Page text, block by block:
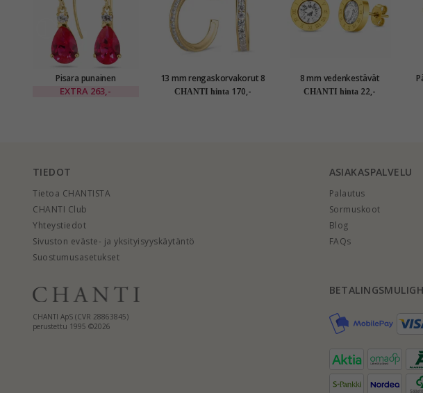
Pisara punainen
kultakorvakorut 14
EXTRA 263,-
13 mm rengaskorvakorut 8
karaatin kultaa kanssa
CHANTI hinta 170,-
8 mm vedenkestävät
nappikorvakorut kullattu
CHANTI hinta 22,-
TIEDOT
Tietoa CHANTISTA
CHANTI Club
Yhteystiedot
Sivuston eväste- ja yksityisyyskäytäntö
Suostumusasetukset
ASIAKASPALVELU
Palautus
Sormuskoot
Blog
FAQs
CHANTI ApS (CVR 28863845)
perustettu 1995 ©2026